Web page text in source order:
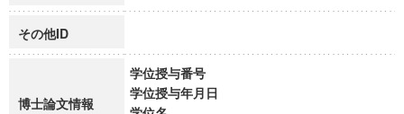
その他ID
博士論文情報
学位授与番号
学位授与年月日